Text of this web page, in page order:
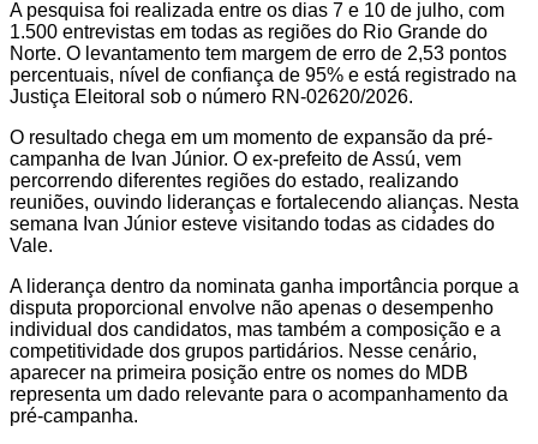
A pesquisa foi realizada entre os dias 7 e 10 de julho, com
1.500 entrevistas em todas as regiões do Rio Grande do
Norte. O levantamento tem margem de erro de 2,53 pontos
percentuais, nível de confiança de 95% e está registrado na
Justiça Eleitoral sob o número RN-02620/2026.
O resultado chega em um momento de expansão da pré-
campanha de Ivan Júnior. O ex-prefeito de Assú, vem
percorrendo diferentes regiões do estado, realizando
reuniões, ouvindo lideranças e fortalecendo alianças. Nesta
semana Ivan Júnior esteve visitando todas as cidades do
Vale.
A liderança dentro da nominata ganha importância porque a
disputa proporcional envolve não apenas o desempenho
individual dos candidatos, mas também a composição e a
competitividade dos grupos partidários. Nesse cenário,
aparecer na primeira posição entre os nomes do MDB
representa um dado relevante para o acompanhamento da
pré-campanha.